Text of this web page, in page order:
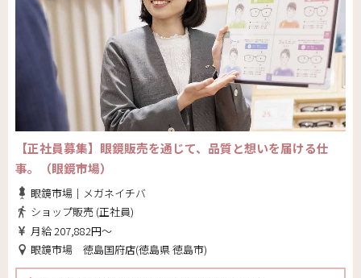
【正社員募集】眼鏡販売を通じて、品質と想いを届ける仕
事。（眼鏡市場）
眼鏡市場｜メガネイチバ
ショップ販売 (正社員)
月給 207,882円～
眼鏡市場 徳島国府店(徳島県 徳島市)